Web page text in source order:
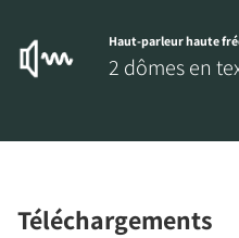
Haut-parleur haute
2 dômes en
Téléchargements